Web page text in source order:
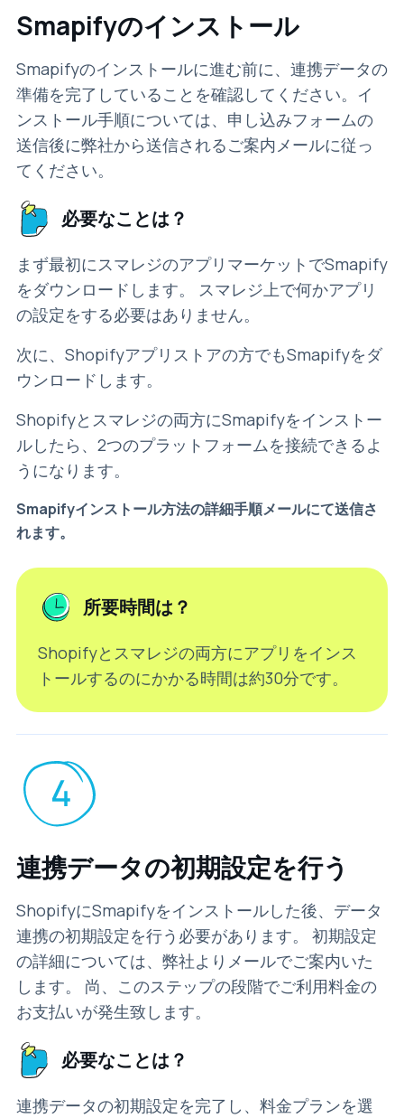
Smapifyのインストール
Smapifyのインストールに進む前に、連携データの
準備を完了していることを確認してください。イ
ンストール手順については、申し込みフォームの
送信後に弊社から送信されるご案内メールに従っ
てください。
必要なことは？
まず最初にスマレジのアプリマーケットでSmapify
をダウンロードします。 スマレジ上で何かアプリ
の設定をする必要はありません。
次に、Shopifyアプリストアの方でもSmapifyをダ
ウンロードします。
Shopifyとスマレジの両方にSmapifyをインストー
ルしたら、2つのプラットフォームを接続できるよ
うになります。
Smapifyインストール方法の詳細手順メールにて送信さ
れます。
所要時間は？
Shopifyとスマレジの両方にアプリをインス
トールするのにかかる時間は約30分です。
連携データの初期設定を行う
ShopifyにSmapifyをインストールした後、データ
連携の初期設定を行う必要があります。 初期設定
の詳細については、弊社よりメールでご案内いた
します。 尚、このステップの段階でご利用料金の
お支払いが発生致します。
必要なことは？
連携データの初期設定を完了し、料金プランを選